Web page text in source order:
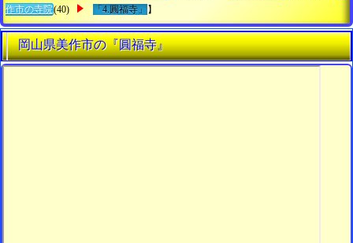
作市の寺院(40) 「4.圓福寺」 】
岡山県美作市の『圓福寺』